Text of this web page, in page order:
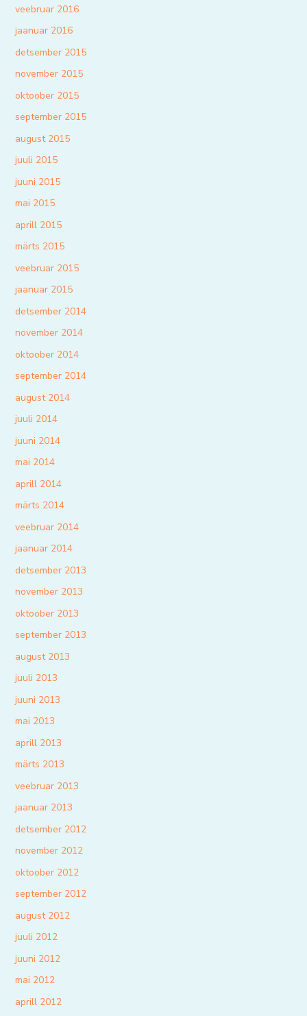
veebruar 2016
jaanuar 2016
detsember 2015
november 2015
oktoober 2015
september 2015
august 2015
juuli 2015
juuni 2015
mai 2015
aprill 2015
märts 2015
veebruar 2015
jaanuar 2015
detsember 2014
november 2014
oktoober 2014
september 2014
august 2014
juuli 2014
juuni 2014
mai 2014
aprill 2014
märts 2014
veebruar 2014
jaanuar 2014
detsember 2013
november 2013
oktoober 2013
september 2013
august 2013
juuli 2013
juuni 2013
mai 2013
aprill 2013
märts 2013
veebruar 2013
jaanuar 2013
detsember 2012
november 2012
oktoober 2012
september 2012
august 2012
juuli 2012
juuni 2012
mai 2012
aprill 2012